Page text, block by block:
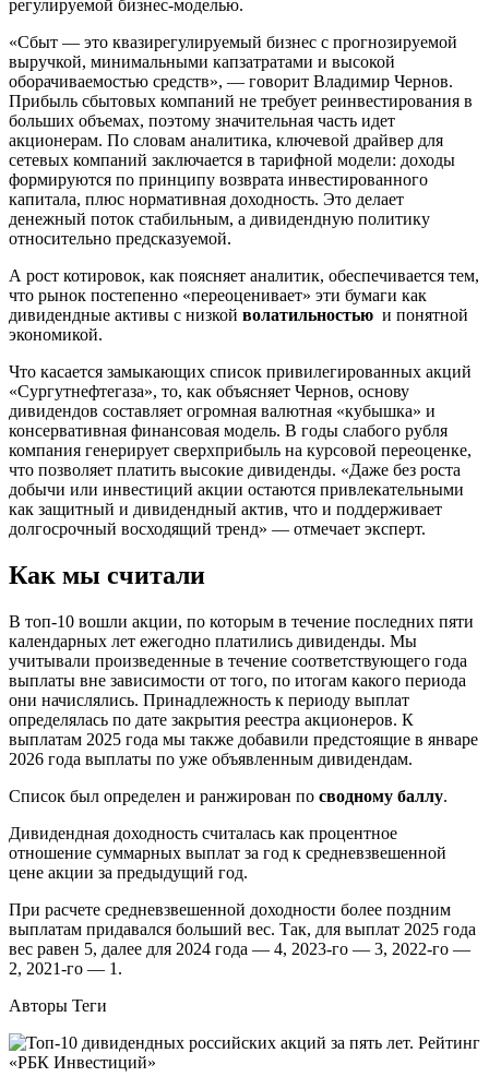
регулируемой бизнес-моделью.
«Сбыт — это квазирегулируемый бизнес с прогнозируемой
выручкой, минимальными капзатратами и высокой
оборачиваемостью средств», — говорит Владимир Чернов.
Прибыль сбытовых компаний не требует реинвестирования в
больших объемах, поэтому значительная часть идет
акционерам. По словам аналитика, ключевой драйвер для
сетевых компаний заключается в тарифной модели: доходы
формируются по принципу возврата инвестированного
капитала, плюс нормативная доходность. Это делает
денежный поток стабильным, а дивидендную политику
относительно предсказуемой.
А рост котировок, как поясняет аналитик, обеспечивается тем,
что рынок постепенно «переоценивает» эти бумаги как
дивидендные активы с низкой волатильностью и понятной
экономикой.
Что касается замыкающих список привилегированных акций
«Сургутнефтегаза», то, как объясняет Чернов, основу
дивидендов составляет огромная валютная «кубышка» и
консервативная финансовая модель. В годы слабого рубля
компания генерирует сверхприбыль на курсовой переоценке,
что позволяет платить высокие дивиденды. «Даже без роста
добычи или инвестиций акции остаются привлекательными
как защитный и дивидендный актив, что и поддерживает
долгосрочный восходящий тренд» — отмечает эксперт.
Как мы считали
В топ-10 вошли акции, по которым в течение последних пяти
календарных лет ежегодно платились дивиденды. Мы
учитывали произведенные в течение соответствующего года
выплаты вне зависимости от того, по итогам какого периода
они начислялись. Принадлежность к периоду выплат
определялась по дате закрытия реестра акционеров. К
выплатам 2025 года мы также добавили предстоящие в январе
2026 года выплаты по уже объявленным дивидендам.
Список был определен и ранжирован по сводному баллу.
Дивидендная доходность считалась как процентное
отношение суммарных выплат за год к средневзвешенной
цене акции за предыдущий год.
При расчете средневзвешенной доходности более поздним
выплатам придавался больший вес. Так, для выплат 2025 года
вес равен 5, далее для 2024 года — 4, 2023-го — 3, 2022-го —
2, 2021-го — 1.
Авторы Теги